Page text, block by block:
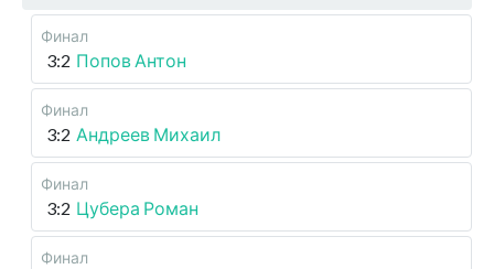
Финал
3:2 Попов Антон
Финал
3:2 Андреев Михаил
Финал
3:2 Цубера Роман
Финал